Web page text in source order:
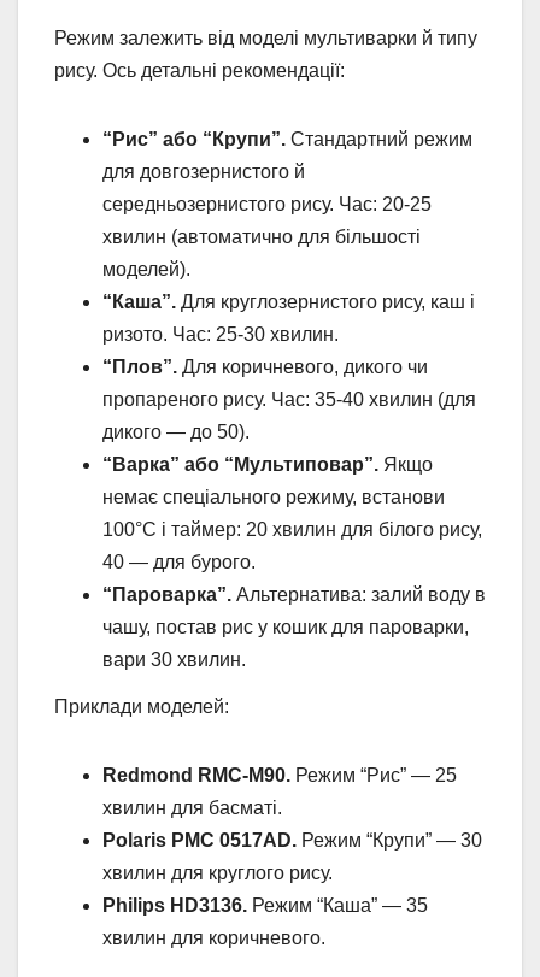
Режим залежить від моделі мультиварки й типу
рису. Ось детальні рекомендації:
“Рис” або “Крупи”. Стандартний режим
для довгозернистого й
середньозернистого рису. Час: 20-25
хвилин (автоматично для більшості
моделей).
“Каша”. Для круглозернистого рису, каш і
ризото. Час: 25-30 хвилин.
“Плов”. Для коричневого, дикого чи
пропареного рису. Час: 35-40 хвилин (для
дикого — до 50).
“Варка” або “Мультиповар”. Якщо
немає спеціального режиму, встанови
100°C і таймер: 20 хвилин для білого рису,
40 — для бурого.
“Пароварка”. Альтернатива: залий воду в
чашу, постав рис у кошик для пароварки,
вари 30 хвилин.
Приклади моделей:
Redmond RMC-M90. Режим “Рис” — 25
хвилин для басматі.
Polaris PMC 0517AD. Режим “Крупи” — 30
хвилин для круглого рису.
Philips HD3136. Режим “Каша” — 35
хвилин для коричневого.